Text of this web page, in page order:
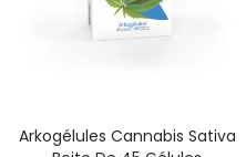
Arkogélules Cannabis Sativa